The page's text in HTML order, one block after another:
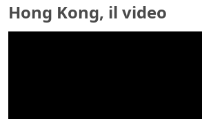
Hong Kong, il video